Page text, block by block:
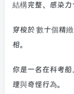
結構完整、感染力
穿梭於 數十個精
相。
你是一名在科考
理與奇怪行為。